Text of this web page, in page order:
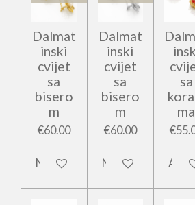
Dalmat
inski
cvijet
sa
bisero
m
€60.00
Notify me when available
Dalmat
inski
cvijet
sa
bisero
m
€60.00
Notify me when
sa
ma
Add